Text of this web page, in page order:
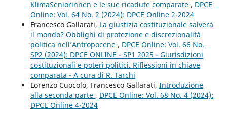
KlimaSeniorinnen e le sue ricadute comparate , DPCE
Online: Vol. 64 No. 2 (2024): DPCE Online 2-2024
Francesco Gallarati, La giustizia costituzionale salverà
il mondo? Obblighi di protezione e discrezionalità
politica nell’Antropocene , DPCE Online: Vol. 66 No.
SP2 (2024): DPCE ONLINE - SP1 2025 - Giurisdizioni
costituzionali e poteri politici. Riflessioni in chiave
comparata - A cura di R. Tarchi
Lorenzo Cuocolo, Francesco Gallarati, Introduzione
alla seconda parte , DPCE Online: Vol. 68 No. 4 (2024):
DPCE Online 4-2024